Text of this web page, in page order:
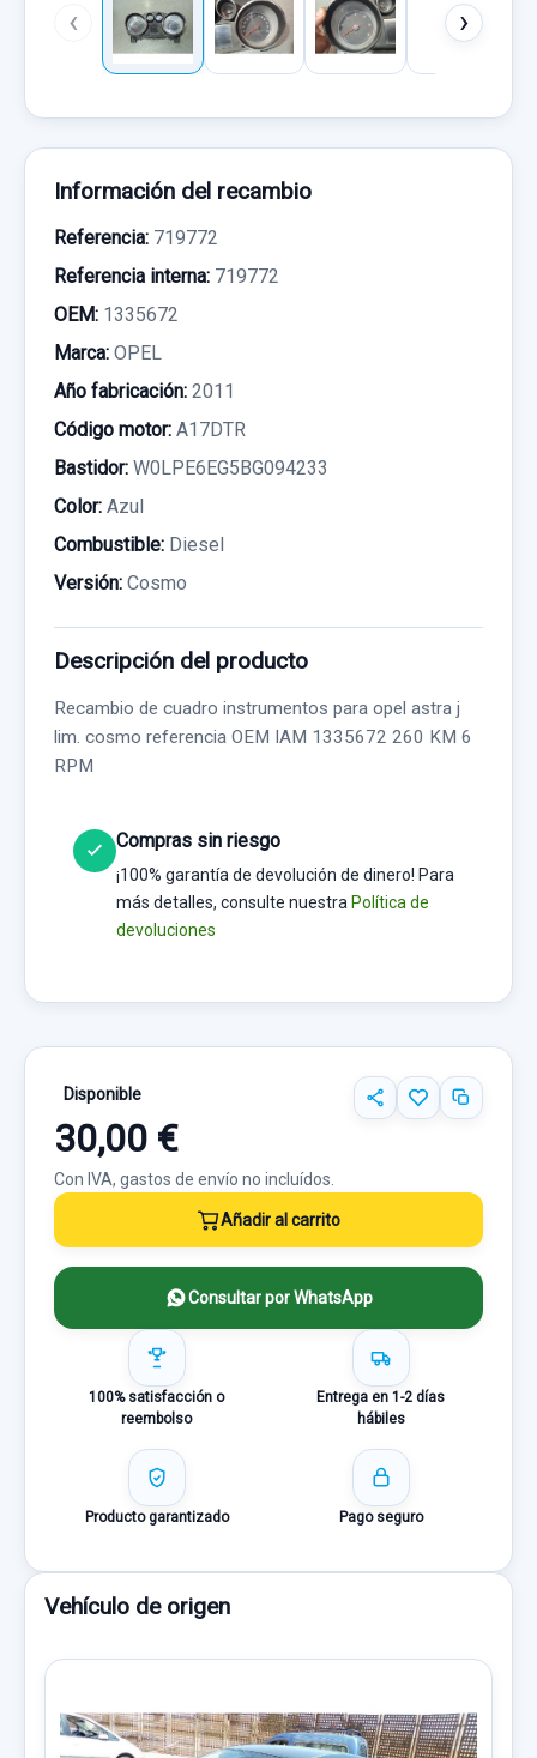
‹ ›
Información del recambio
Referencia: 719772
Referencia interna: 719772
OEM: 1335672
Marca: OPEL
Año fabricación: 2011
Código motor: A17DTR
Bastidor: W0LPE6EG5BG094233
Color: Azul
Combustible: Diesel
Versión: Cosmo
Descripción del producto
Recambio de cuadro instrumentos para opel astra j
lim. cosmo referencia OEM IAM 1335672 260 KM 6
RPM
Compras sin riesgo
¡100% garantía de devolución de dinero! Para
más detalles, consulte nuestra Política de
devoluciones
Disponible
30,00 €
Con IVA, gastos de envío no incluídos.
Añadir al carrito
Consultar por WhatsApp
100% satisfacción o
reembolso
Entrega en 1-2 días
hábiles
Producto garantizado Pago seguro
Vehículo de origen